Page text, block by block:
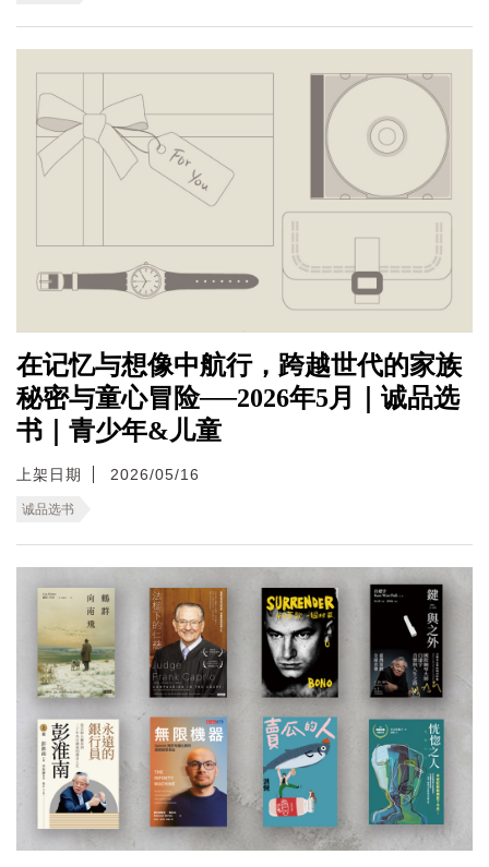
在记忆与想像中航行，跨越世代的家族
秘密与童心冒险──2026年5月｜诚品选
书｜青少年&儿童
上架日期 2026/05/16
诚品选书